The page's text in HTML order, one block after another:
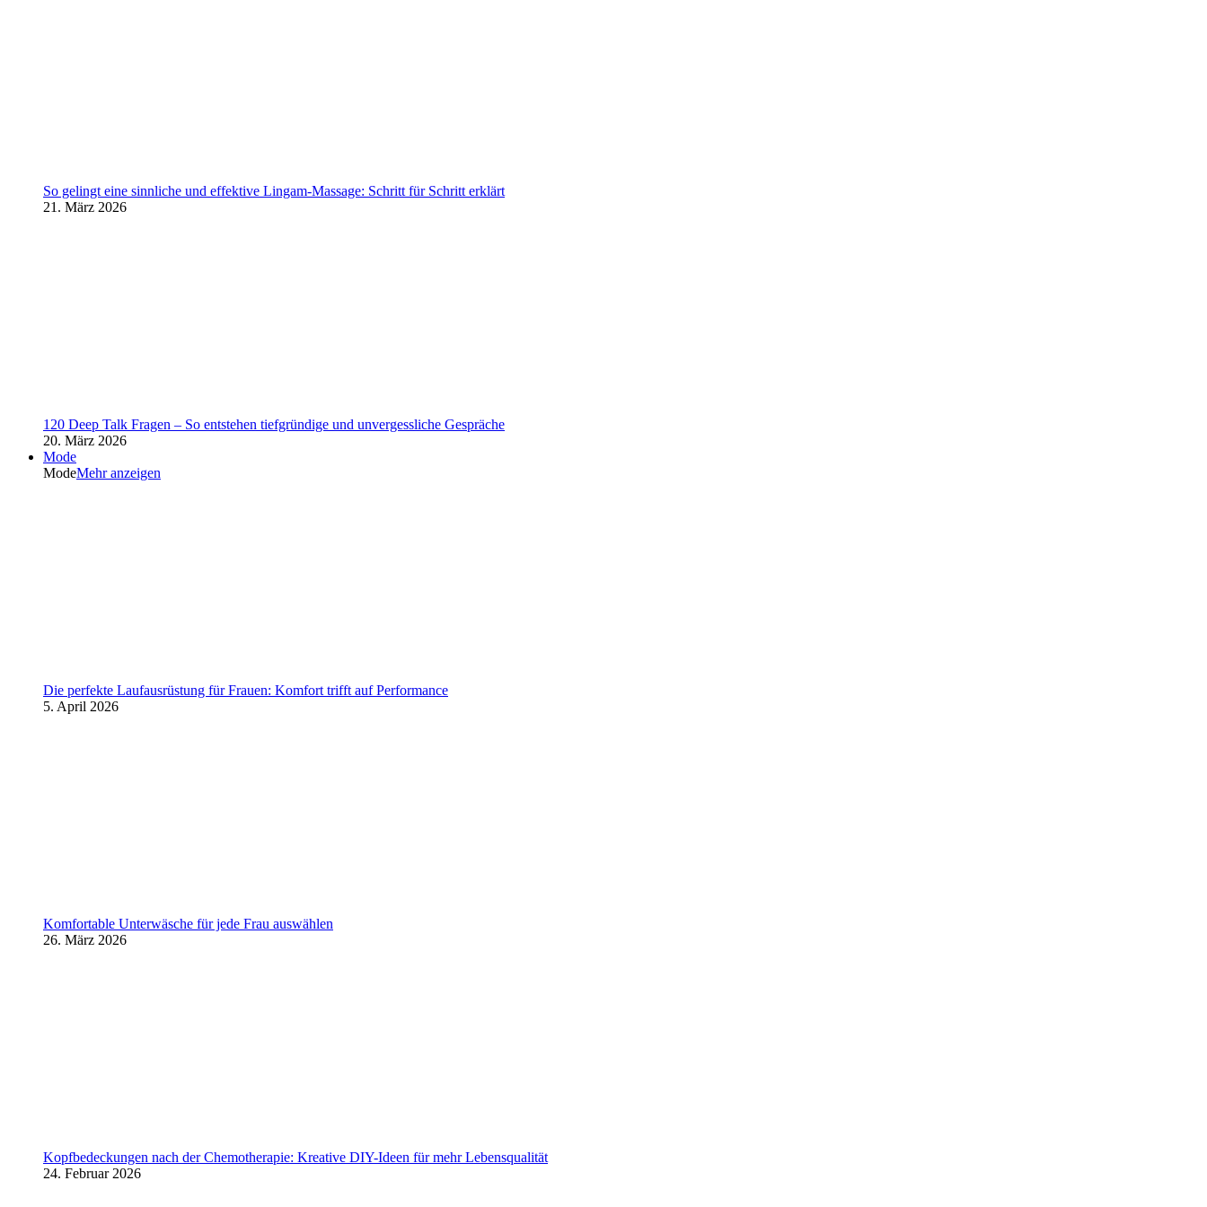
So gelingt eine sinnliche und effektive Lingam-Massage: Schritt für Schritt erklärt
21. März 2026
120 Deep Talk Fragen – So entstehen tiefgründige und unvergessliche Gespräche
20. März 2026
Mode
ModeMehr anzeigen
Die perfekte Laufausrüstung für Frauen: Komfort trifft auf Performance
5. April 2026
Komfortable Unterwäsche für jede Frau auswählen
26. März 2026
Kopfbedeckungen nach der Chemotherapie: Kreative DIY-Ideen für mehr Lebensqualität
24. Februar 2026